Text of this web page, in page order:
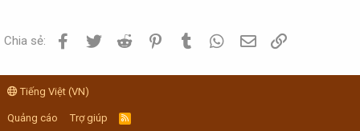
Chia sẻ: Facebook
Twitter Reddit PinterestTumblr WhatsApp
Email
Tiếng Việt (VN)
Quảng cáo Trợ giúp
R
S